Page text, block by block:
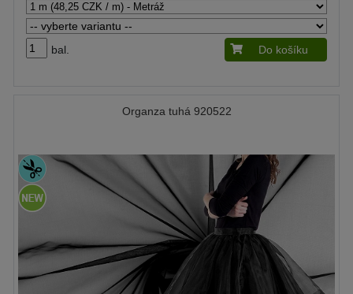
bal. Do košíku
Organza tuhá 920522